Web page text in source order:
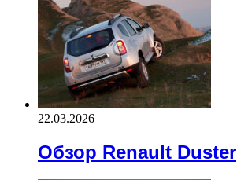
22.03.2026
Обзор Renault Duster